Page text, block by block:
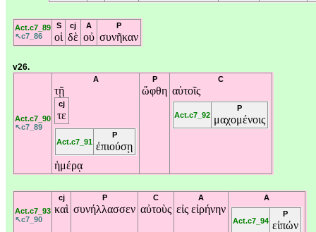
Act.c7_89
↖c7_86
S
οἱ
cj
δὲ
A
οὐ
P
συνῆκαν
v26.
Act.c7_90
↖c7_89
A
τῇ
cj
τε
Act.c7_91
P
ἐπιούσῃ
ἡμέρᾳ
P
ὤφθη
C
αὐτοῖς
Act.c7_92
P
μαχομένοις
Act.c7_93
↖c7_90
cj
καὶ
P
συνήλλασσεν
C
αὐτοὺς
A
εἰς εἰρήνην
A
Act.c7_94
P
εἰπών